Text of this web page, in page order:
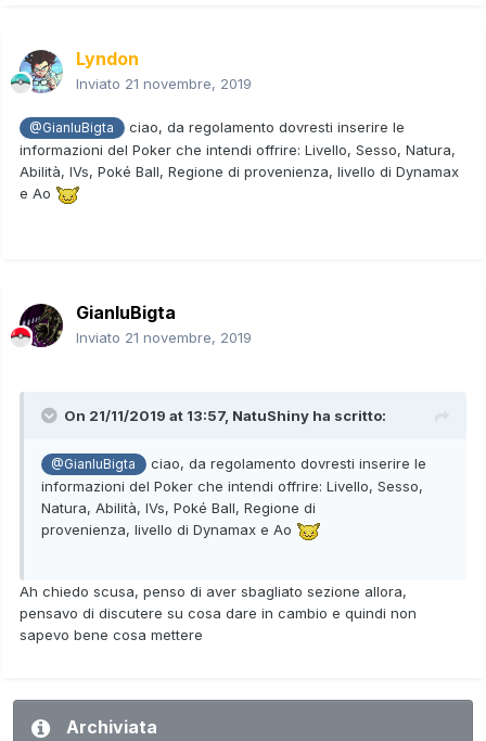
Lyndon
Inviato 21 novembre, 2019
@GianluBigta
ciao, da regolamento dovresti inserire le
informazioni del Poker che intendi offrire: Livello, Sesso, Natura,
Abilità, IVs, Poké Ball, Regione di provenienza, livello di Dynamax
e Ao
GianluBigta
Inviato 21 novembre, 2019
On 21/11/2019 at 13:57, NatuShiny ha scritto:
@GianluBigta
ciao, da regolamento dovresti inserire le
informazioni del Poker che intendi offrire: Livello, Sesso,
Natura, Abilità, IVs, Poké Ball, Regione di
provenienza, livello di Dynamax e Ao
Ah chiedo scusa, penso di aver sbagliato sezione allora,
pensavo di discutere su cosa dare in cambio e quindi non
sapevo bene cosa mettere
Archiviata